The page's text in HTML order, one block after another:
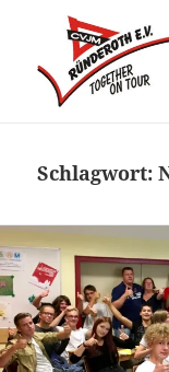
Schlagwort: